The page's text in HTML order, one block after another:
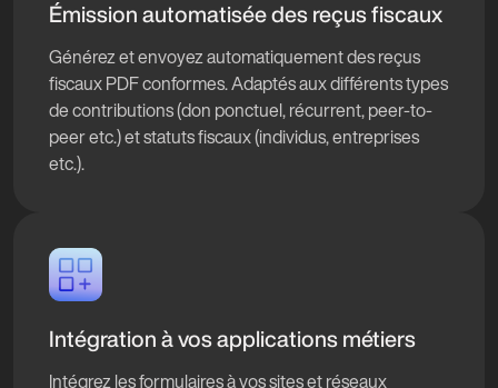
Émission automatisée des reçus fiscaux
Générez et envoyez automatiquement des reçus
fiscaux PDF conformes. Adaptés aux différents types
de contributions (don ponctuel, récurrent, peer-to-
peer etc.) et statuts fiscaux (individus, entreprises
etc.).
Intégration à vos applications métiers
Intégrez les formulaires à vos sites et réseaux